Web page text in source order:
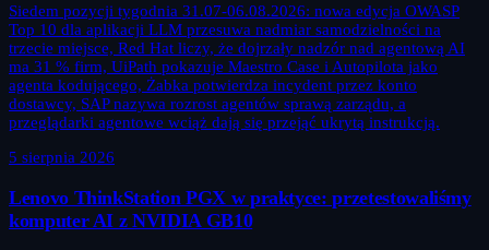
Siedem pozycji tygodnia 31.07-06.08.2026: nowa edycja OWASP
Top 10 dla aplikacji LLM przesuwa nadmiar samodzielności na
trzecie miejsce, Red Hat liczy, że dojrzały nadzór nad agentową AI
ma 31 % firm, UiPath pokazuje Maestro Case i Autopilota jako
agenta kodującego, Żabka potwierdza incydent przez konto
dostawcy, SAP nazywa rozrost agentów sprawą zarządu, a
przeglądarki agentowe wciąż dają się przejąć ukrytą instrukcją.
5 sierpnia 2026
Lenovo ThinkStation PGX w praktyce: przetestowaliśmy
komputer AI z NVIDIA GB10